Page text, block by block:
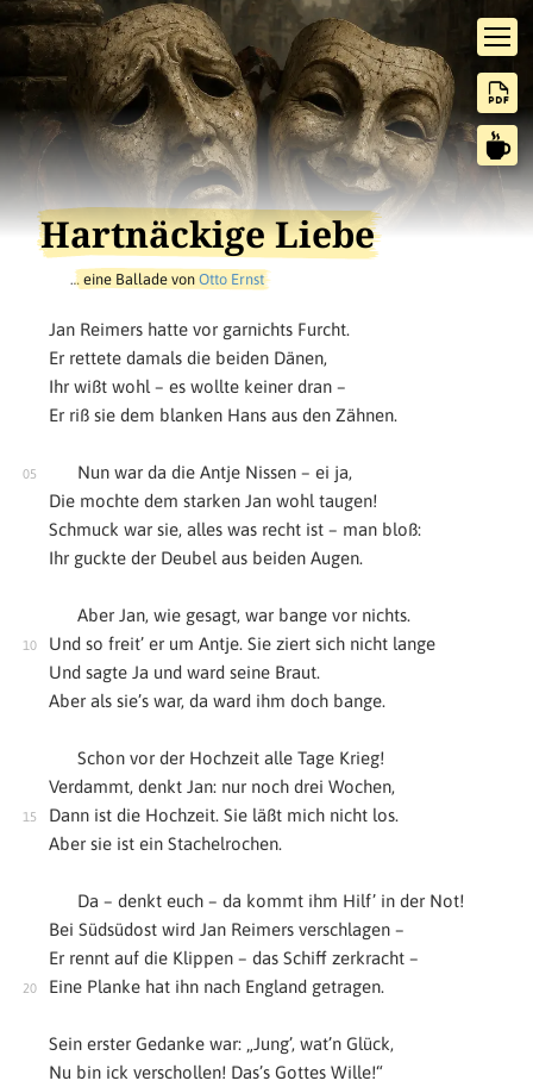
Hartnäckige Liebe
… eine Ballade vonOtto Ernst
Jan Reimers hatte vor garnichts Furcht.
Er rettete damals die beiden Dänen,
Ihr wißt wohl – es wollte keiner dran –
Er riß sie dem blanken Hans aus den Zähnen.
Nun war da die Antje Nissen – ei ja,
Die mochte dem starken Jan wohl taugen!
Schmuck war sie, alles was recht ist – man bloß:
Ihr guckte der Deubel aus beiden Augen.
Aber Jan, wie gesagt, war bange vor nichts.
Und so freit’ er um Antje. Sie ziert sich nicht lange
Und sagte Ja und ward seine Braut.
Aber als sie’s war, da ward ihm doch bange.
Schon vor der Hochzeit alle Tage Krieg!
Verdammt, denkt Jan: nur noch drei Wochen,
Dann ist die Hochzeit. Sie läßt mich nicht los.
Aber sie ist ein Stachelrochen.
Da – denkt euch – da kommt ihm Hilf’ in der Not!
Bei Südsüdost wird Jan Reimers verschlagen –
Er rennt auf die Klippen – das Schiff zerkracht –
Eine Planke hat ihn nach England getragen.
Sein erster Gedanke war: „Jung’, wat’n Glück,
Nu bin ick verschollen! Das’s Gottes Wille!“